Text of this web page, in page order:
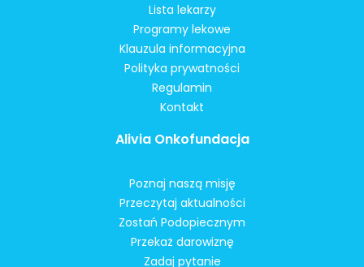
Lista lekarzy
Programy lekowe
Klauzula informacyjna
Polityka prywatności
Regulamin
Kontakt
Alivia Onkofundacja
Poznaj naszą misję
Przeczytaj aktualności
Zostań Podopiecznym
Przekaż darowiznę
Zadaj pytanie